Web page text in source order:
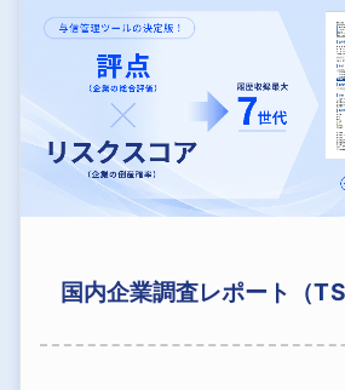
国内企業調査レポート（